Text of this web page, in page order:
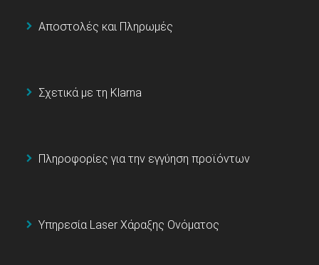
Αποστολές και Πληρωμές
Σχετικά με τη Klarna
Πληροφορίες για την εγγύηση προϊόντων
Υπηρεσία Laser Χάραξης Ονόματος